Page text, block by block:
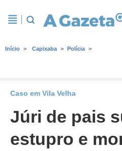
Início Capixaba Polícia
Caso em Vila Velha
Júri de pais
estupro e